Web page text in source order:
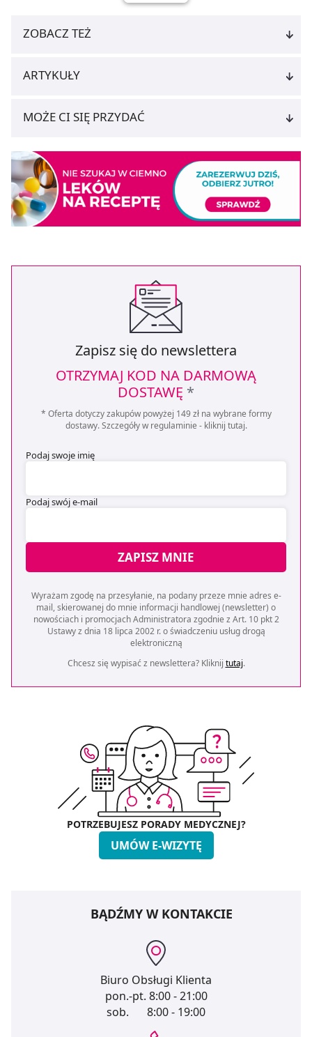
ZOBACZ TEŻ
ARTYKUŁY
MOŻE CI SIĘ PRZYDAĆ
Zapisz się do newslettera
OTRZYMAJ KOD NA DARMOWĄ
DOSTAWĘ *
* Oferta dotyczy zakupów powyżej 149 zł na wybrane formy
dostawy. Szczegóły w regulaminie - kliknij tutaj.
Podaj swoje imię
Podaj swój e-mail
ZAPISZ MNIE
Wyrażam zgodę na przesyłanie, na podany przeze mnie adres e-
mail, skierowanej do mnie informacji handlowej (newsletter) o
nowościach i promocjach Administratora zgodnie z Art. 10 pkt 2
Ustawy z dnia 18 lipca 2002 r. o świadczeniu usług drogą
elektroniczną
Chcesz się wypisać z newslettera? Kliknij tutaj.
POTRZEBUJESZ PORADY MEDYCZNEJ?
UMÓW E-WIZYTĘ
BĄDŹMY W KONTAKCIE
Biuro Obsługi Klienta
pon.-pt. 8:00 - 21:00
sob.
8:00 - 19:00